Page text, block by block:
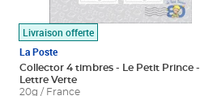
Livraison offerte
La Poste
Collector 4 timbres - Le Petit Prince -
Lettre Verte
20g / France